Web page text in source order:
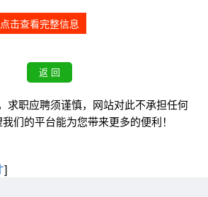
点击查看完整信息
求职应聘须谨慎，网站对此不承担任何
们的平台能为您带来更多的便利！
]